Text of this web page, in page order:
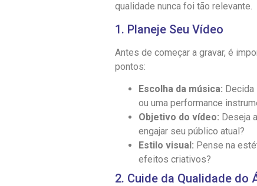
qualidade nunca foi tão relevante.
1. Planeje Seu Vídeo
Antes de começar a gravar, é
pontos:
Escolha da música:
ou uma performance
Objetivo do vídeo: Deseja
engajar seu público atual?
Estilo visual: Pense na
efeitos criativos?
2. Cuide da Qualidade do